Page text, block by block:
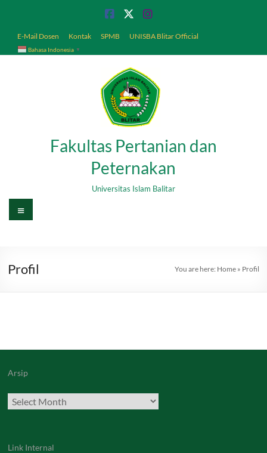
E-Mail Dosen Kontak SPMB UNISBA Blitar Official
Bahasa Indonesia ▼
Fakultas Pertanian dan
Peternakan
Universitas Islam Balitar
Menu
Profil You are here: Home» Profil
Arsip
Archives
Link Internal